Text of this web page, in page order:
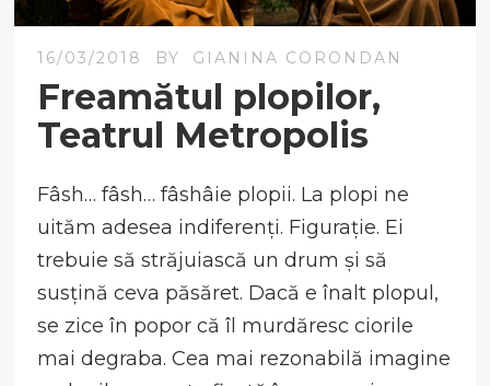
16/03/2018 BY GIANINA CORONDAN
Freamătul plopilor,
Teatrul Metropolis
Fâsh… fâsh… fâshâie plopii. La plopi ne
uităm adesea indiferenți. Figurație. Ei
trebuie să străjuiască un drum și să
susțină ceva păsăret. Dacă e înalt plopul,
se zice în popor că îl murdăresc ciorile
mai degraba. Cea mai rezonabilă imagine